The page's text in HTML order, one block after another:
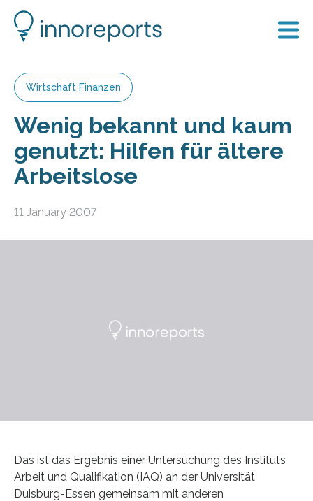
Wirtschaft Finanzen
Wenig bekannt und kaum
genutzt: Hilfen für ältere
Arbeitslose
11 January 2007
Das ist das Ergebnis einer Untersuchung des Instituts
Arbeit und Qualifikation (IAQ) an der Universität
Duisburg-Essen gemeinsam mit anderen